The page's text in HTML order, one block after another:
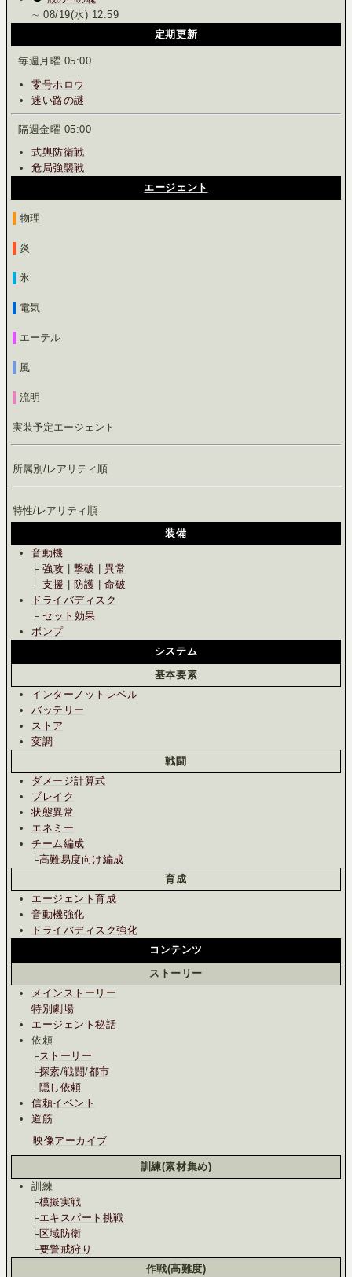
∼ 08/19(水) 12:59
定期更新
毎週月曜 05:00
零号ホロウ
迷い路の謎
隔週金曜 05:00
式輿防衛戦
危局強襲戦
エージェント
物理
炎
氷
電気
エーテル
風
流明
実装予定エージェント
所属別/レアリティ順
特性/レアリティ順
装備
音動機
├強攻 撃破 |異常
└支援 防護 |命破
ドライバディスク
└ セット効果
ボンプ
システム
基本要素
インターノットレベル
バッテリー
ストア
変調
戦闘
ダメージ計算式
ブレイク
状態異常
エネミー
チーム編成
└高難易度向け編成
育成
エージェント育成
音動機強化
ドライバディスク強化
コンテンツ
ストーリー
メインストーリー
特別劇場
エージェント秘話
依頼
├ストーリー
├探索/戦闘/都市
└隠し依頼
信頼イベント
道筋
映像アーカイブ
訓練(素材集め)
訓練
├模擬実戦
├エキスパート挑戦
├区域防衛
└要警戒狩り
作戦(高難度)